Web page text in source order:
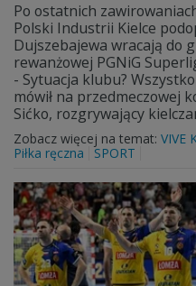
Po ostatnich
Polski Industrii Kielce
Dujszebajewa wracają do
rewanżowej PGNiG
- Sytuacja klubu?
mówił na przedmeczowej
Sićko, rozgrywający
Zobacz więcej na temat: VIVE
Piłka ręczna
SPORT